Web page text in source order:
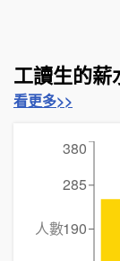
工讀生的薪
看更多>>
190
285
380
人數